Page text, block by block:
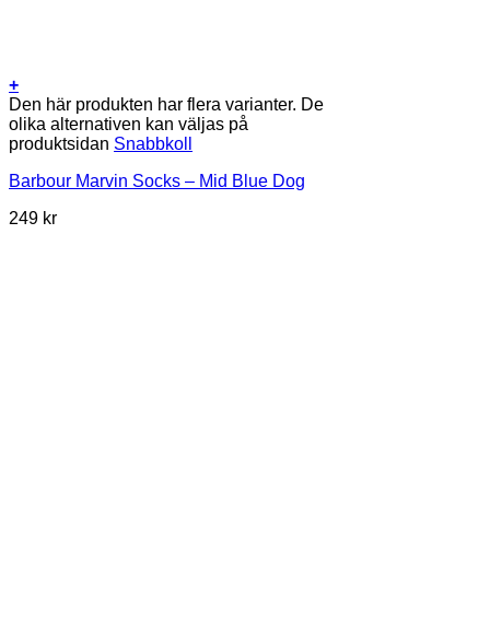
+
Den här produkten har flera varianter. De
olika alternativen kan väljas på
produktsidan Snabbkoll
Barbour Marvin Socks – Mid Blue Dog
249 kr